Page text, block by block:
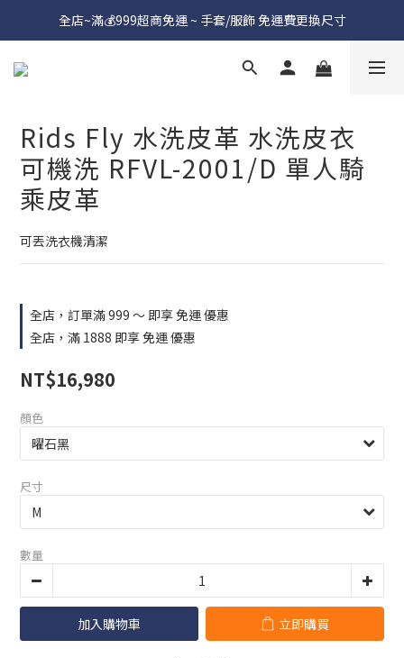
全店~滿💰999超商免運 ~ 手套/服飾 免運費更換尺寸
Rids Fly 水洗皮革 水洗皮衣
可機洗 RFVL-2001/D 單人騎
乘皮革
可丟洗衣機清潔
全店，訂單滿 999 ～ 即享 免運 優惠
全店，滿 1888 即享 免運 優惠
NT$16,980
顏色
尺寸
數量
加入購物車 立即購買